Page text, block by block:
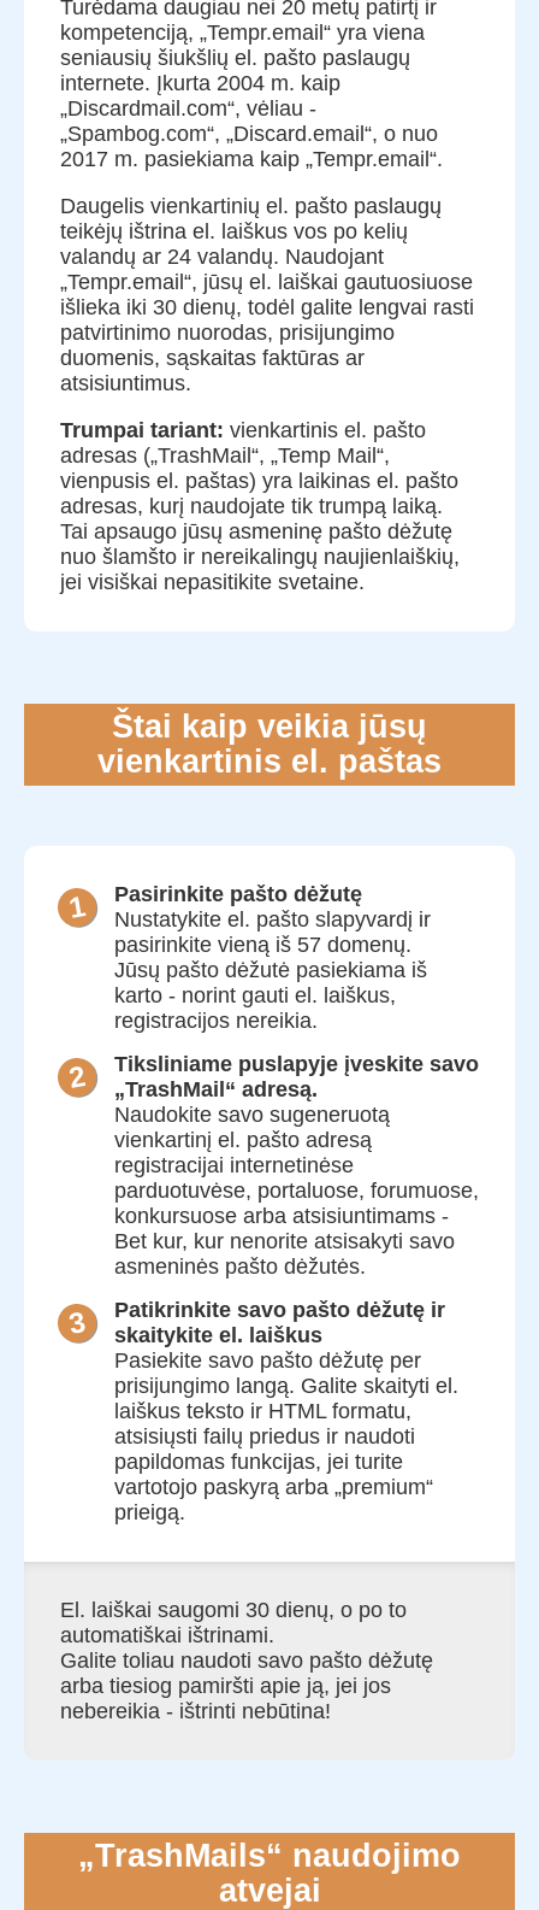
Turėdama daugiau nei 20 metų patirtį ir
kompetenciją, „Tempr.email“ yra viena
seniausių šiukšlių el. pašto paslaugų
internete. Įkurta 2004 m. kaip
„Discardmail.com“, vėliau -
„Spambog.com“, „Discard.email“, o nuo
2017 m. pasiekiama kaip „Tempr.email“.
Daugelis vienkartinių el. pašto paslaugų
teikėjų ištrina el. laiškus vos po kelių
valandų ar 24 valandų. Naudojant
„Tempr.email“, jūsų el. laiškai gautuosiuose
išlieka iki 30 dienų, todėl galite lengvai rasti
patvirtinimo nuorodas, prisijungimo
duomenis, sąskaitas faktūras ar
atsisiuntimus.
Trumpai tariant: vienkartinis el. pašto
adresas („TrashMail“, „Temp Mail“,
vienpusis el. paštas) yra laikinas el. pašto
adresas, kurį naudojate tik trumpą laiką.
Tai apsaugo jūsų asmeninę pašto dėžutę
nuo šlamšto ir nereikalingų naujienlaiškių,
jei visiškai nepasitikite svetaine.
Štai kaip veikia jūsų
vienkartinis el. paštas
Pasirinkite pašto dėžutę
Nustatykite el. pašto slapyvardį ir
pasirinkite vieną iš 57 domenų.
Jūsų pašto dėžutė pasiekiama iš
karto - norint gauti el. laiškus,
registracijos nereikia.
Tiksliniame puslapyje įveskite savo
„TrashMail“ adresą.
Naudokite savo sugeneruotą
vienkartinį el. pašto adresą
registracijai internetinėse
parduotuvėse, portaluose, forumuose,
konkursuose arba atsisiuntimams -
Bet kur, kur nenorite atsisakyti savo
asmeninės pašto dėžutės.
Patikrinkite savo pašto dėžutę ir
skaitykite el. laiškus
Pasiekite savo pašto dėžutę per
prisijungimo langą. Galite skaityti el.
laiškus teksto ir HTML formatu,
atsisiųsti failų priedus ir naudoti
papildomas funkcijas, jei turite
vartotojo paskyrą arba „premium“
prieigą.
El. laiškai saugomi 30 dienų, o po to
automatiškai ištrinami.
Galite toliau naudoti savo pašto dėžutę
arba tiesiog pamiršti apie ją, jei jos
nebereikia - ištrinti nebūtina!
„TrashMails“ naudojimo
atvejai